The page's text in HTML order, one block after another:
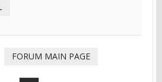
FORUM MAIN PAGE